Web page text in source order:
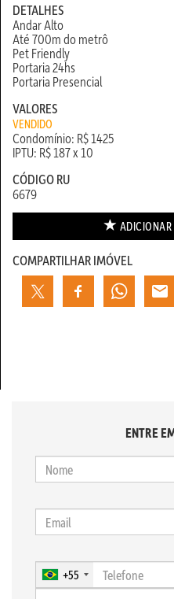
DETALHES
Andar Alto
Até 700m do metrô
Pet Friendly
Portaria 24hs
Portaria Presencial
VALORES
VENDIDO
Condomínio: R$ 1425
IPTU: R$ 187 x 10
CÓDIGO RU
6679
COMPARTILHAR IMÓVEL
ENTRE
+55